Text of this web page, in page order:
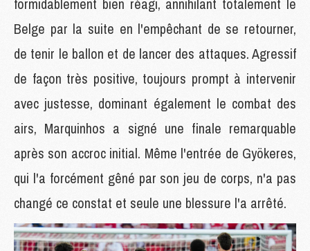
Belge par la suite en l'empêchant de se retourner,
de tenir le ballon et de lancer des attaques. Agressif
de façon très positive, toujours prompt à intervenir
avec justesse, dominant également le combat des
airs, Marquinhos a signé une finale remarquable
après son accroc initial. Même l'entrée de Gyökeres,
qui l'a forcément gêné par son jeu de corps, n'a pas
changé ce constat et seule une blessure l'a arrêté.